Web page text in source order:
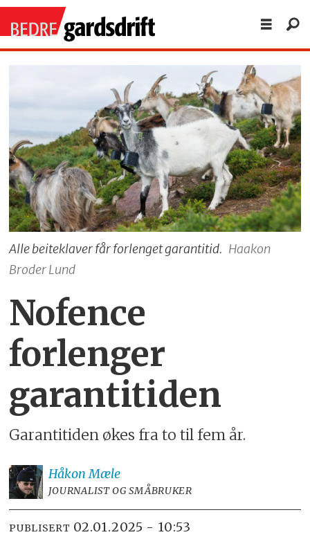
Alle beiteklaver får forlenget garantitid. Haakon
Broder Lund
Nofence
forlenger
garantitiden
Garantitiden økes fra to til fem år.
Håkon Mæle
JOURNALIST OG SMÅBRUKER
PUBLISERT 02.01.2025 - 10:53